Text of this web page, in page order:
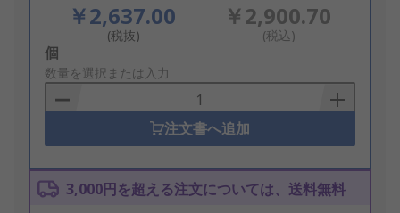
￥2,637.00
(税抜)
￥2,900.70
(税込)
Add
to
Basket
個
数量を選択または入力
注文書へ追加
3,000円を超える注文については、送料無料